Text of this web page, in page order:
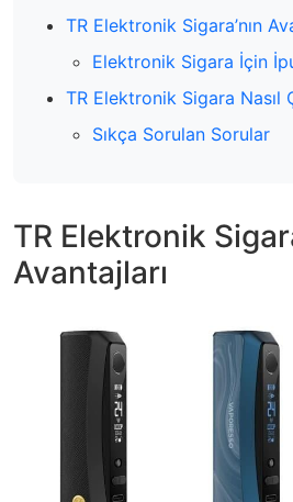
TR Elektronik Sigara’nın
Elektronik Sigara İçin
TR Elektronik Sigara Nasıl
Sıkça Sorulan Sorular
TR Elektronik
Avantajları